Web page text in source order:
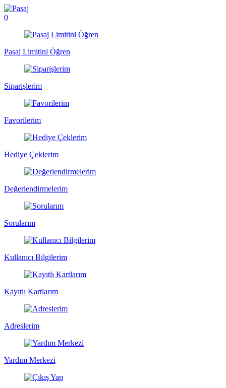
0
Pasaj Limitini Öğren
Siparişlerim
Favorilerim
Hediye Çeklerim
Değerlendirmelerim
Sorularım
Kullanıcı Bilgilerim
Kayıtlı Kartlarım
Adreslerim
Yardım Merkezi